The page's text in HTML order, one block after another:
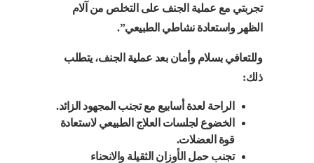
تجربتي مع عملية الجنف على التخلص من آلام
الظهر واستعادة نشاطي الطبيعي”.
وللتعافي بسلام وأمان بعد عملية الجنف، يتطلب
ذلك:
الراحة لعدة أسابيع مع تجنب المجهود الزائد.
الخضوع لجلسات العلاج الطبيعي لاستعادة
قوة العضلات.
تجنب حمل الأوزان الثقيلة والانحناء